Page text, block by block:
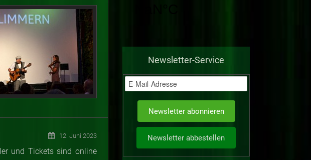
12. Juni 2023
und Tickets sind online
Newsletter-Service